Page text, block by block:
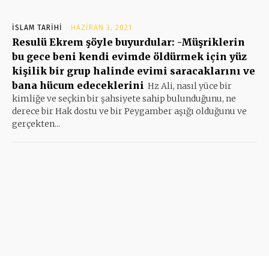
İSLAM TARIHI HAZIRAN 3, 2021
Resulü Ekrem şöyle buyurdular: -Müşriklerin
bu gece beni kendi evimde öldürmek için yüz
kişilik bir grup halinde evimi saracaklarını ve
bana hücum edeceklerini Hz Ali, nasıl yüce bir
kimliğe ve seçkin bir şahsiyete sahip bulunduğunu, ne
derece bir Hak dostu ve bir Peygamber aşığı olduğunu ve
gerçekten...